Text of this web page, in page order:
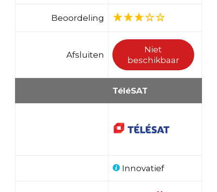
Beoordeling
Afsluiten
Niet
beschikbaar
TéléSAT
Innovatief